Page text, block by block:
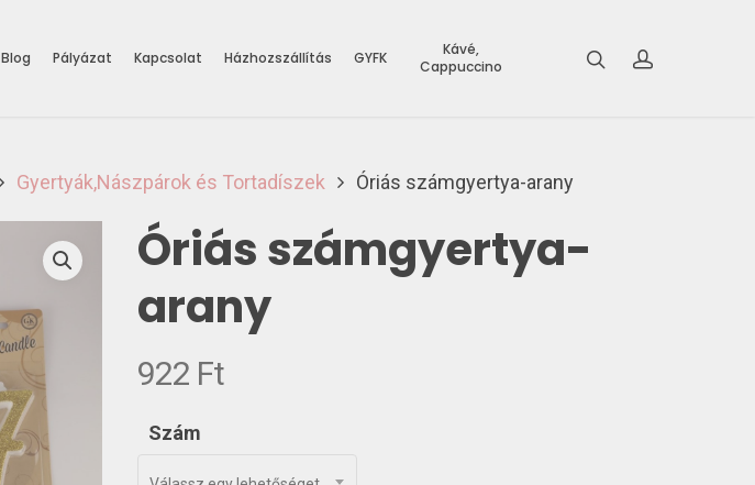
Blog Pályázat Kapcsolat Házhozszállítás GYFK
Kávé,
Cappuccino
Gyertyák,Nászpárok és Tortadíszek Óriás számgyertya-arany
Óriás számgyertya-
arany
922 Ft
Szám